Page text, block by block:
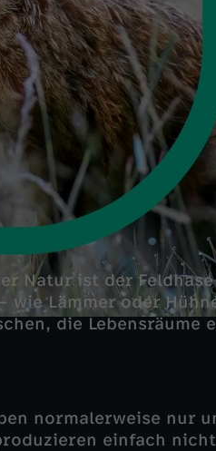
Natur ist der
Lämmer oder
die Lebensräume
normalerweise nur
einfach